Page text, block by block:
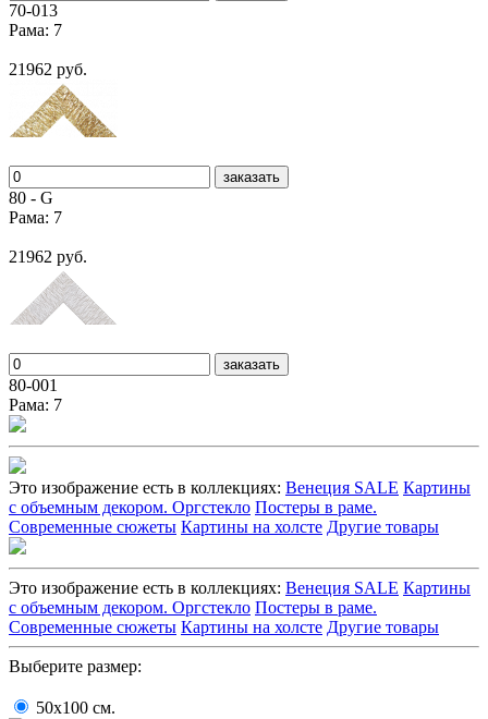
70-013
Рама: 7
21962 руб.
заказать
80 - G
Рама: 7
21962 руб.
заказать
80-001
Рама: 7
Это изображение есть в коллекциях: Венеция SALE Картины
с объемным декором. Оргстекло Постеры в раме.
Современные сюжеты Картины на холсте Другие товары
Это изображение есть в коллекциях: Венеция SALE Картины
с объемным декором. Оргстекло Постеры в раме.
Современные сюжеты Картины на холсте Другие товары
Выберите размер:
50x100 cм.